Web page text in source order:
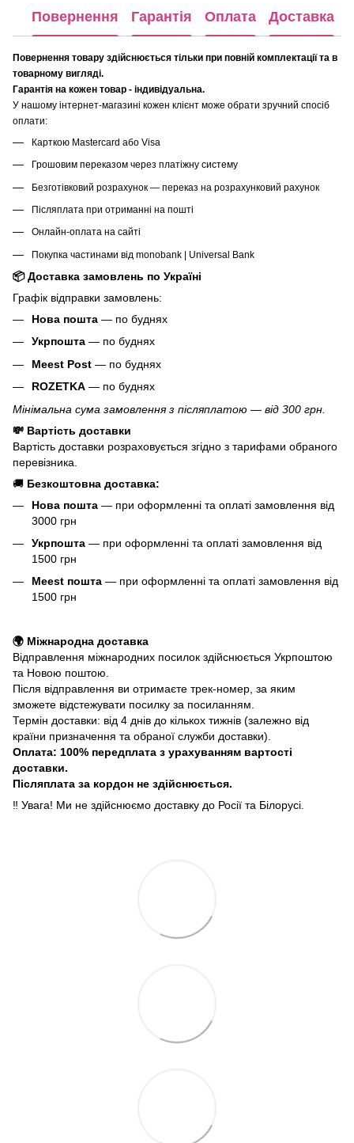
Повернення Гарантія Оплата Доставка
Повернення товару здійснюється тільки при повній комплектації та в
товарному вигляді.
Гарантія на кожен товар - індивідуальна.
У нашому інтернет-магазині кожен клієнт може обрати зручний спосіб
оплати:
Карткою Mastercard або Visa
Грошовим переказом через платіжну систему
Безготівковий розрахунок — переказ на розрахунковий рахунок
Післяплата при отриманні на пошті
Онлайн-оплата на сайті
Покупка частинами від monobank | Universal Bank
📦 Доставка замовлень по Україні
Графік відправки замовлень:
Нова пошта — по буднях
Укрпошта — по буднях
Meest Post — по буднях
ROZETKA — по буднях
Мінімальна сума замовлення з післяплатою — від 300 грн.
💸 Вартість доставки
Вартість доставки розраховується згідно з тарифами обраного
перевізника.
🚚 Безкоштовна доставка:
Нова пошта — при оформленні та оплаті замовлення від
3000 грн
Укрпошта — при оформленні та оплаті замовлення від
1500 грн
Meest пошта — при оформленні та оплаті замовлення від
1500 грн
🌍 Міжнародна доставка
Відправлення міжнародних посилок здійснюється Укрпоштою
та Новою поштою.
Після відправлення ви отримаєте трек-номер, за яким
зможете відстежувати посилку за посиланням.
Термін доставки: від 4 днів до кількох тижнів (залежно від
країни призначення та обраної служби доставки).
Оплата: 100% передплата з урахуванням вартості
доставки.
Післяплата за кордон не здійснюється.
‼️ Увага! Ми не здійснюємо доставку до Росії та Білорусі.